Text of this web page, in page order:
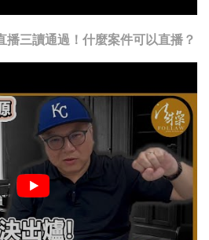
播三讀通過！什麼案件可以直播？